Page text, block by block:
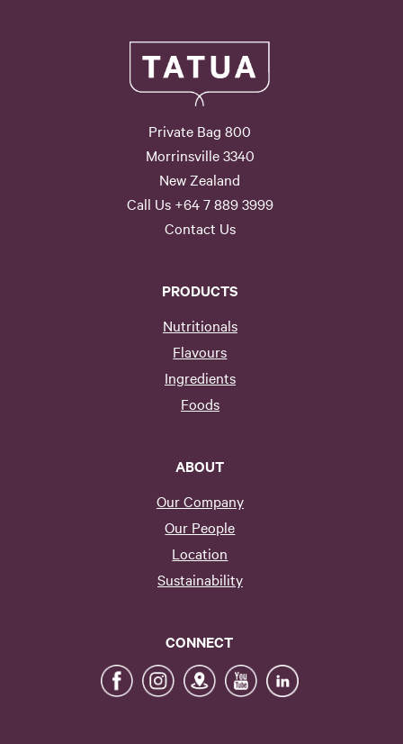
Private Bag 800
Morrinsville 3340
New Zealand
Call Us +64 7 889 3999
Contact Us
PRODUCTS
Nutritionals
Flavours
Ingredients
Foods
ABOUT
Our Company
Our People
Location
Sustainability
CONNECT